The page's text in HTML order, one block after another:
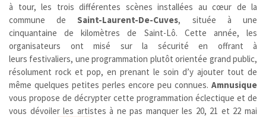
à tour, les trois différentes scènes installées au cœur de la
commune deSaint-Laurent-De-Cuves, située à une
cinquantaine de kilomètres de Saint-Lô. Cette année, les
organisateurs ont misé sur la sécurité en offrant à
leurs festivaliers, une programmation plutôt orientée grand public,
résolument rock et pop, en prenant le soin d’y ajouter tout de
même quelques petites perles encore peu connues. Amnusique
vous propose de décrypter cette programmation éclectique et de
vous dévoiler les artistes à ne pas manquer les 20, 21 et 22 mai